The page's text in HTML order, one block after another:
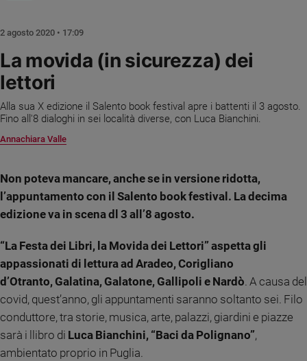
e
spiritualità
Devozione
fede
del
giorno
Santo
giorno
Società
e
valori
Ambiente
La movida (in sicurezza) dei
lettori
Alla sua X edizione il Salento book festival apre i battenti il 3 agosto.
Fino all'8 dialoghi in sei località diverse, con Luca Bianchini.
Annachiara Valle
2 agosto 2020 • 17:09
Non poteva mancare, anche se in versione ridotta,
l’appuntamento con il Salento book festival. La decima
edizione va in scena dl 3 all’8 agosto.
“La Festa dei Libri, la Movida dei Lettori” aspetta gli
appassionati di lettura ad Aradeo, Corigliano
d’Otranto, Galatina, Galatone, Gallipoli e Nardò. A causa del
covid, quest’anno, gli appuntamenti saranno soltanto sei. Filo
conduttore, tra storie, musica, arte, palazzi, giardini e piazze
sarà i llibro di Luca Bianchini, “Baci da Polignano”,
ambientato proprio in Puglia.